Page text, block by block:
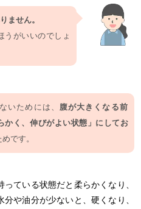
ません。
うがいいのでしょ
いためには、 腹が大きくなる前
かく、伸びがよい状態」にしてお
めです。
ている状態だと柔らかくなり、
や油分が少ないと、硬くなり、